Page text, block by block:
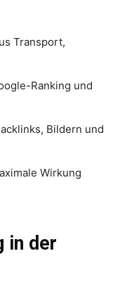
Transport,
Ranking und
Bildern und
Wirkung
in der